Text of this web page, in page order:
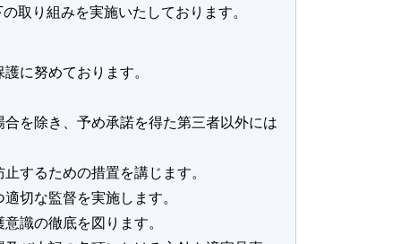
取り組みを実施いたしております。
に努めております。
を除き、予め承諾を得た第三者以外には
するための措置を講じます。
切な監督を実施します。
識の徹底を図ります。